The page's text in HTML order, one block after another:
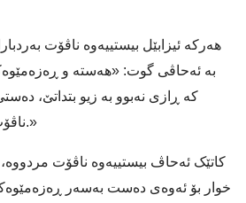
بە ئەحاڤی گوت: «هەستە و
کە ڕازی نەبوو بە زیو بتداتێ،
ناڤۆت مردووە و زیندوو نییە.»
خوار بۆ ئەوەی دەست بەسەر